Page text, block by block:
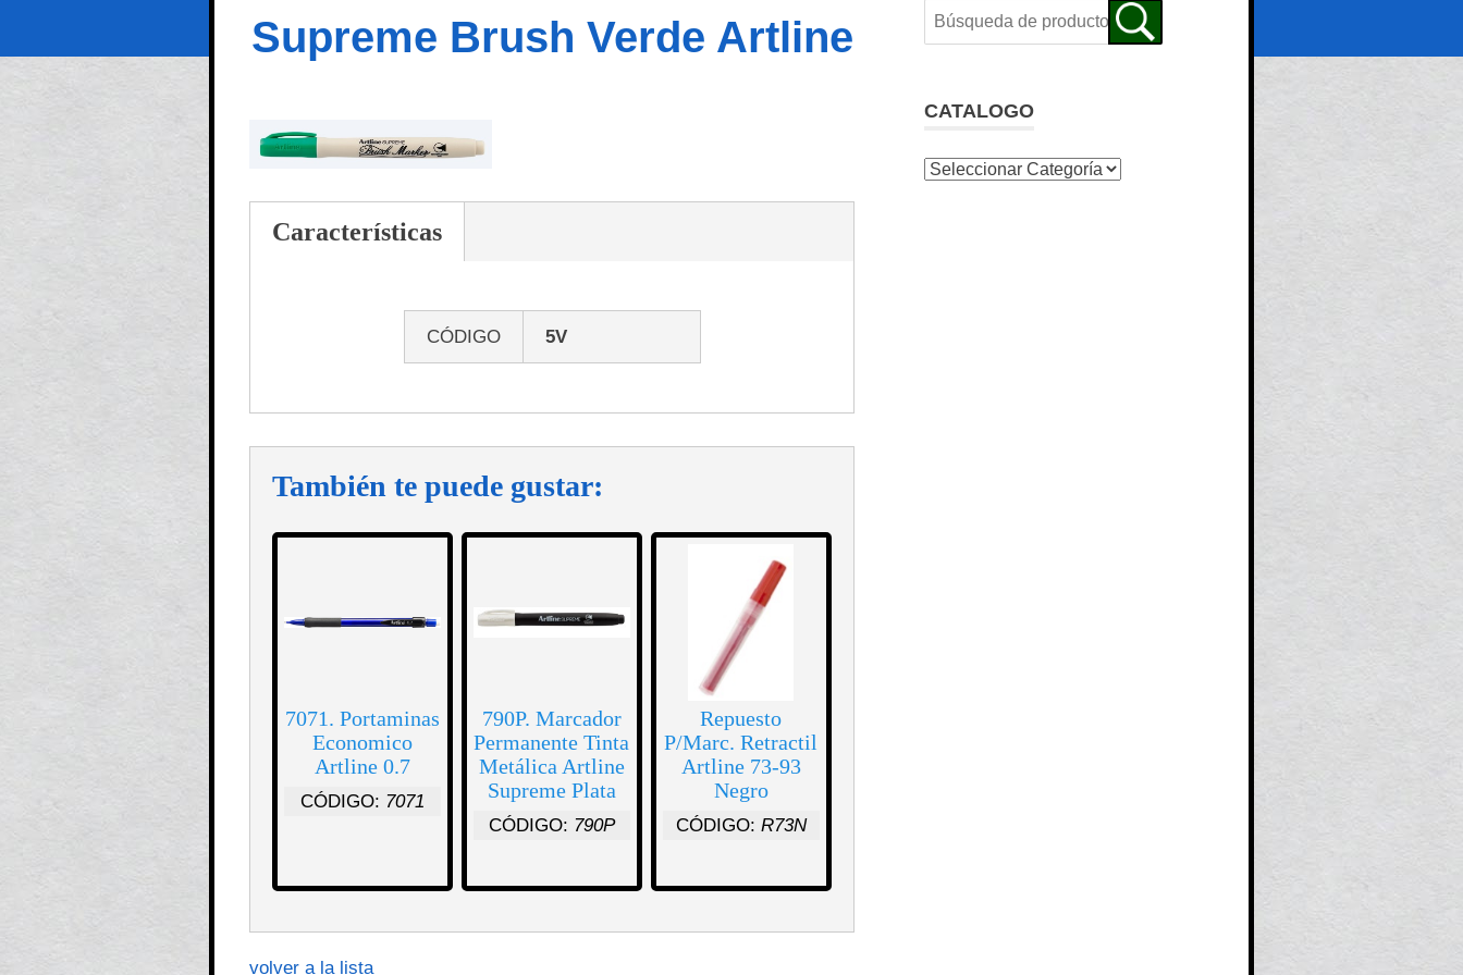
Supreme Brush Verde Artline
Características
CÓDIGO 5V
También te puede gustar:
7071. Portaminas
Economico
Artline 0.7
CÓDIGO: 7071
790P. Marcador
Permanente Tinta
Metálica Artline
Supreme Plata
CÓDIGO: 790P
Repuesto
P/Marc. Retractil
Artline 73-93
Negro
CÓDIGO: R73N
volver a la lista
CATALOGO